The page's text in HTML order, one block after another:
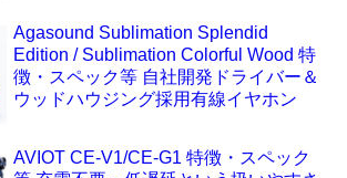
Agasound Sublimation Splendid
Edition / Sublimation Colorful Wood 特
徴・スペック等 自社開発ドライバー＆
ウッドハウジング採用有線イヤホン
AVIOT CE-V1/CE-G1 特徴・スペック